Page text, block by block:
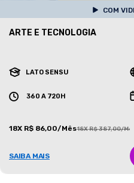
COM
ARTE E TECNOLOGIA
LATO SENSU
360 A 720H
18X R$ 86,00/Mês18X R$ 387,00/Mês
SAIBA MAIS